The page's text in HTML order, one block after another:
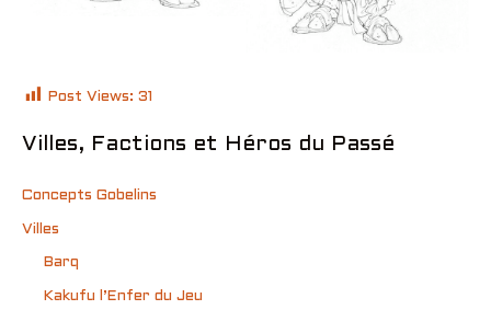
Post Views: 31
Villes, Factions et Héros du Passé
Concepts Gobelins
Villes
Barq
Kakufu l’Enfer du Jeu